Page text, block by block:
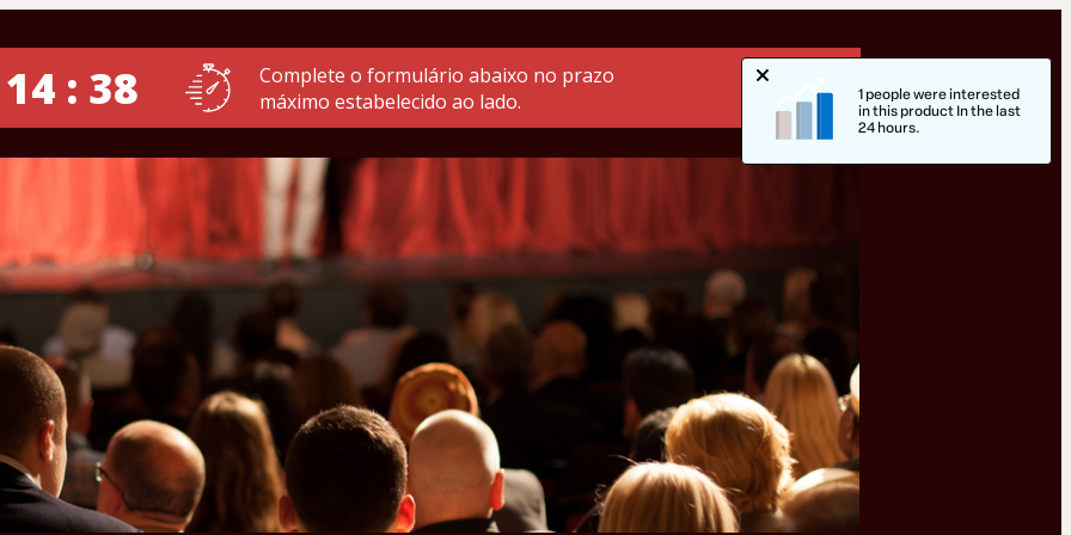
: 37
Complete o formulário abaixo no prazo
máximo estabelecido ao lado.
1 people were interested
in this product In the last
24 hours.